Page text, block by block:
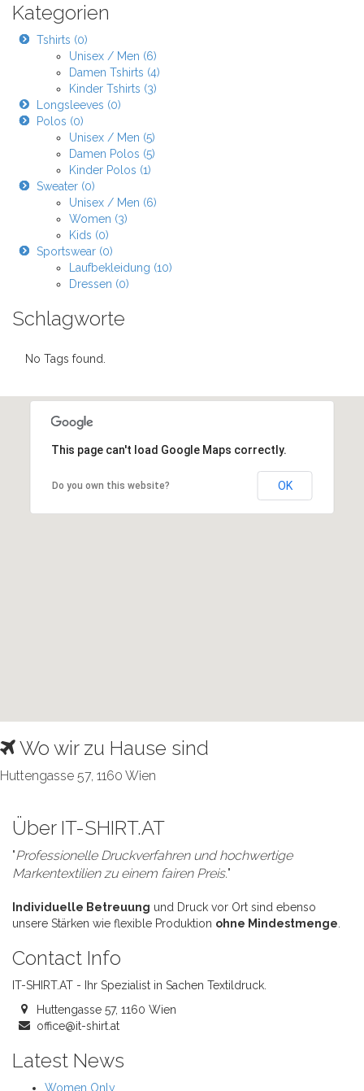
Kategorien
Tshirts (0)
Unisex / Men (6)
Damen Tshirts (4)
Kinder Tshirts (3)
Longsleeves (0)
Polos (0)
Unisex / Men (5)
Damen Polos (5)
Kinder Polos (1)
Sweater (0)
Unisex / Men (6)
Women (3)
Kids (0)
Sportswear (0)
Laufbekleidung (10)
Dressen (0)
Schlagworte
No Tags found.
This page can't load Google Maps correctly.
Do you own this website? OK
Wo wir zu Hause sind
Huttengasse 57, 1160 Wien
Über IT-SHIRT.AT
"Professionelle Druckverfahren und hochwertige
Markentextilien zu einem fairen Preis."
Individuelle Betreuung und Druck vor Ort sind ebenso
unsere Stärken wie flexible Produktion ohne Mindestmenge.
Contact Info
IT-SHIRT.AT - Ihr Spezialist in Sachen Textildruck.
Huttengasse 57, 1160 Wien
office@it-shirt.at
Latest News
Women Only